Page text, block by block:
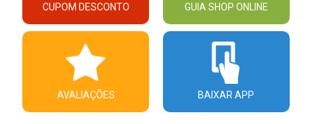
CUPOM DESCONTO GUIA SHOP ONLINE
AVALIAÇÕES BAIXAR APP